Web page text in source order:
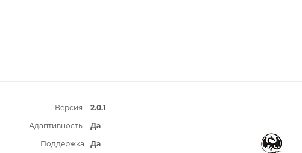
Версия:
2.0.1
Адаптивность:
Да
Поддержка
Да